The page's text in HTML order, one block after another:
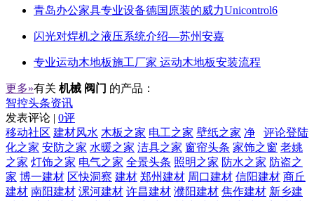
青岛办公家具专业设备德国原装的威力Unicontrol6
闪光对焊机之液压系统介绍—苏州安嘉
专业运动木地板施工厂家 运动木地板安装流程
更多»有关 机械 阀门 的产品：
智控头条资讯
发表评论 | 0评
评论登陆
移动社区 建材风水 木板之家 电工之家 壁纸之家 净
化之家 安防之家 水暖之家 洁具之家 窗帘头条 家饰之窗 老姚
之家 灯饰之家 电气之家 全景头条 照明之家 防水之家 防盗之
家 博一建材 区快洞察 建材 郑州建材 周口建材 信阳建材 商丘
建材 南阳建材 漯河建材 许昌建材 濮阳建材 焦作建材 新乡建